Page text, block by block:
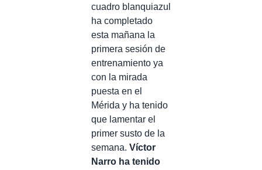
cuadro blanquiazul
ha completado
esta mañana la
primera sesión de
entrenamiento ya
con la mirada
puesta en el
Mérida y ha tenido
que lamentar el
primer susto de la
semana. Víctor
Narro ha tenido